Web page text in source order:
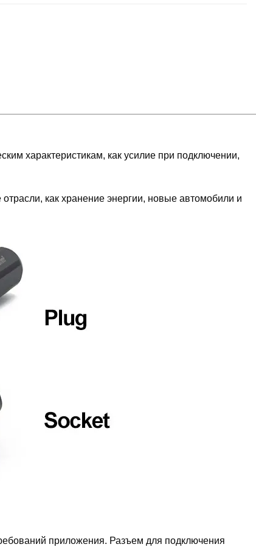
характеристикам, как усилие при подключении,
как хранение энергии, новые автомобили и
приложения. Разъем для подключения